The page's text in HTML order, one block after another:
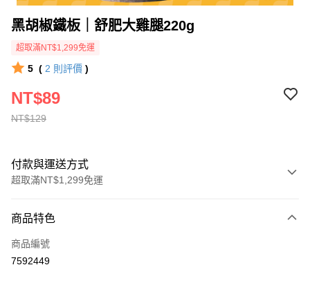
黑胡椒鐵板｜舒肥大雞腿220g
超取滿NT$1,299免運
5 ( 2 則評價 )
NT$129
NT$89
付款與運送方式
超取滿NT$1,299免運
信用卡一次付款
信用卡分期付款
商品特色
商品編號
7592449